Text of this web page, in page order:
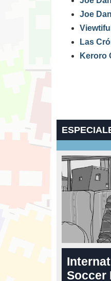
Joe
Las
Keroro
Soccer